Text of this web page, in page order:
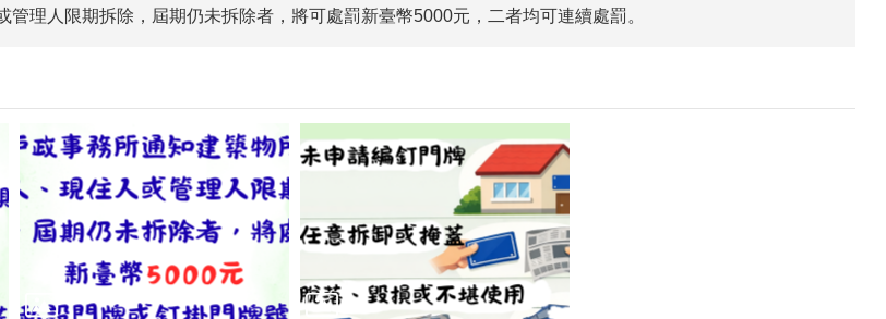
管理人限期拆除，屆期仍未拆除者，將可處罰新臺幣5000元，二者均可連續處罰。